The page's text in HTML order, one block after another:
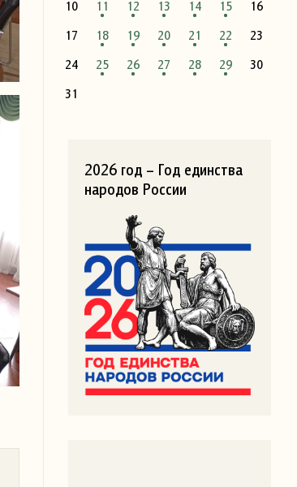
10
11 12 13 14 15
16
17
18 19 20 21 22
23
24
25 26 27 28 29
30
31
2026 год – Год единства
народов России